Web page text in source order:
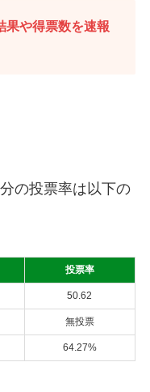
や得票数を速報
の投票率は以下の
投票率
50.62
無投票
64.27%